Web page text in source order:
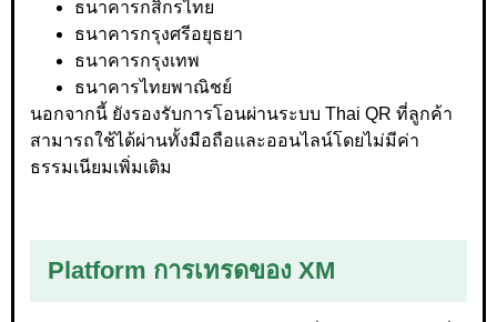
ธนาคารกสิกรไทย
ธนาคารกรุงศรีอยุธยา
ธนาคารกรุงเทพ
ธนาคารไทยพาณิชย์
นอกจากนี้ ยังรองรับการโอนผ่านระบบ Thai QR ที่ลูกค้า
สามารถใช้ได้ผ่านทั้งมือถือและออนไลน์โดยไม่มีค่า
ธรรมเนียมเพิ่มเติม
Platform การเทรดของ XM